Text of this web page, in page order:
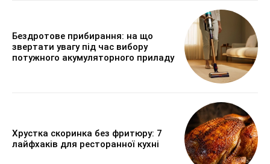
Бездротове прибирання: на що
звертати увагу під час вибору
потужного акумуляторного приладу
Хрустка скоринка без фритюру: 7
лайфхаків для ресторанної кухні